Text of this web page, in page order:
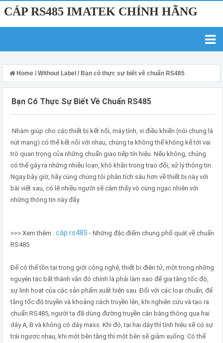
CÁP RS485 IMATEK CHÍNH HÃNG
Home / Without Label / Bạn có thực sự biết về chuẩn RS485
Bạn Có Thực Sự Biết Về Chuẩn RS485
Nhằm giúp cho các thiết bị kết nối, máy tính, vi điều khiển (nói chung là
nút mạng) có thể kết nối với nhau, chúng ta không thể không kể tới vai
trò quan trọng của những chuẩn giao tiếp tín hiệu. Nếu không, chúng
có thể gây ra những nhiễu loạn, khó khăn trong trao đổi, xử lý thông tin.
Ngay bây giờ, hãy cùng chúng tôi phân tích sâu hơn về thiết bị này với
bài viết sau, có lẽ nhiều người sẽ cảm thấy vô cùng ngạc nhiên với
những thông tin này đấy.
>>> Xem thêm : cáp rs485 - Những đặc điểm chung phổ quát về chuẩn
RS485
Để có thể tồn tại trong giới công nghệ, thiết bị điện tử, một trong những
nguyên tắc bất thành văn đó chính là phải làm sao để gia tăng tốc độ,
sự linh hoạt của các sản phẩm xuất hiện sau. Đối với các loại chuẩn, để
tăng tốc độ truyền và khoảng cách truyền lên, khi nghiên cứu và tạo ra
chuẩn RS485, người ta đã dùng đường truyền cân bằng thông qua hai
dây A, B và không có dây mass. Khi đó, tại hai dây thì tính hiệu sẽ có sự
trái ngược nhau, khi một bên tăng thì một bên sẽ giảm xuống. Có thể